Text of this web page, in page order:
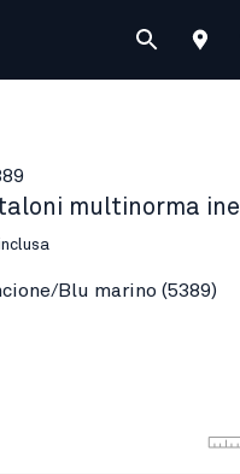
multinorma
inclusa
Blu marino (5389)